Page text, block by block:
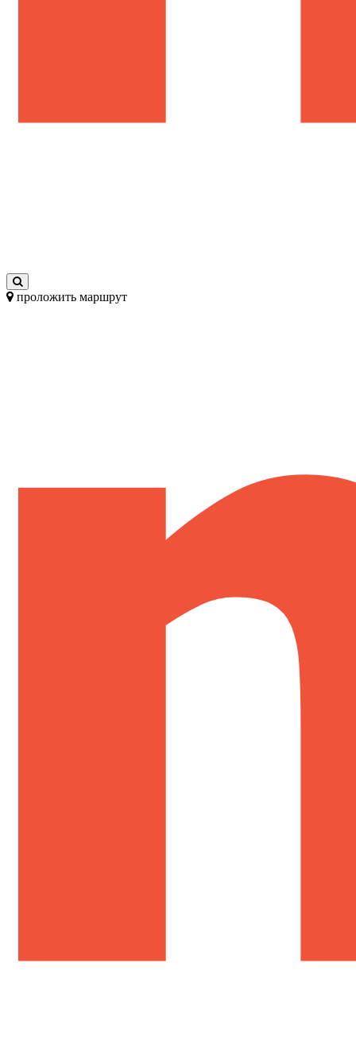
проложить маршрут